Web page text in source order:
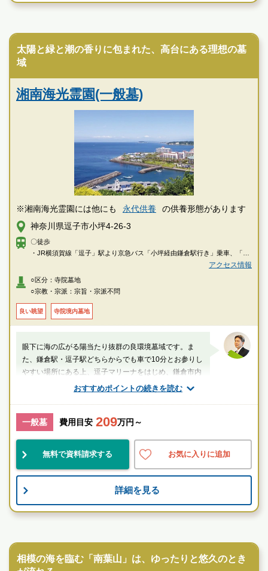
太陽と緑と潮の香りに包まれた、高台にある理想の墓
域
湘南海光霊園(一般墓)
※湘南海光霊園には他にも 永代供養
の供養形態があります
神奈川県逗子市小坪4-26-3
〇徒歩
・JR横須賀線「逗子」駅より京急バス「小坪経由鎌倉駅行き」乗車、「小
・JR横須賀線「鎌倉」駅より京急バス「小坪経由逗子駅行き」乗車、「小
坪」下車徒歩約4分
〇車
・横浜横須賀道路「逗子インター」または「朝比奈インター」より約13分
アクセス情報
○区分：寺院墓地
○宗教・宗派：宗旨・宗派不問
良い眺望 寺院境内墓地
おすすめポイントの続きを読む
眼下に海の広がる陽当たり抜群の良環境墓域です。ま
た、鎌倉駅・逗子駅どちらからでも車で10分とお参りし
やすい場所にある上、逗子マリーナをはじめ、鎌倉市内
散策などレジャーをかねたお墓参りができます。
厚生労働省認定 葬祭ディレクター技能審査
綺麗 民営 景観良
お墓のことなら何でもご相談ください
す
湘南海光霊園の特徴
一般墓 費用目安 209万円～
無料で資料請求する お気に入りに追加
詳細を見る
相模の海を臨む「南葉山」は、ゆったりと悠久のとき